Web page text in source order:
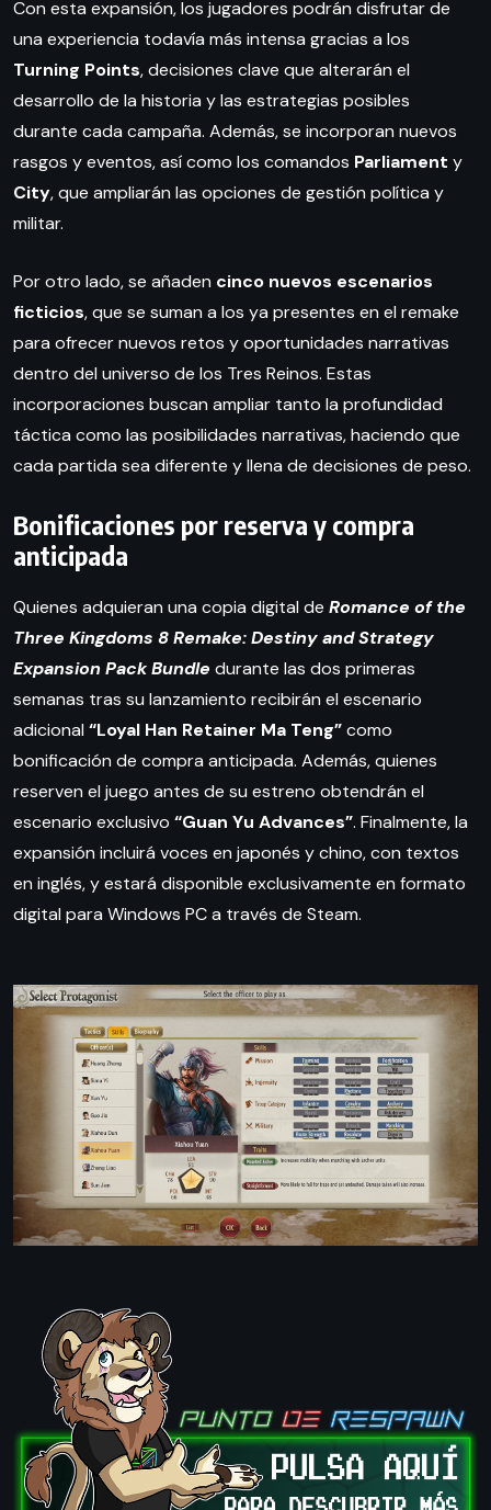
Con esta expansión, los jugadores podrán disfrutar de
una experiencia todavía más intensa gracias a los
Turning Points, decisiones clave que alterarán el
desarrollo de la historia y las estrategias posibles
durante cada campaña. Además, se incorporan nuevos
rasgos y eventos, así como los comandos Parliament y
City, que ampliarán las opciones de gestión política y
militar.
Por otro lado, se añaden cinco nuevos escenarios
ficticios, que se suman a los ya presentes en el remake
para ofrecer nuevos retos y oportunidades narrativas
dentro del universo de los Tres Reinos. Estas
incorporaciones buscan ampliar tanto la profundidad
táctica como las posibilidades narrativas, haciendo que
cada partida sea diferente y llena de decisiones de peso.
Bonificaciones por reserva y compra
anticipada
Quienes adquieran una copia digital de Romance of the
Three Kingdoms 8 Remake: Destiny and Strategy
Expansion Pack Bundle durante las dos primeras
semanas tras su lanzamiento recibirán el escenario
adicional “Loyal Han Retainer Ma Teng”como
bonificación de compra anticipada. Además, quienes
reserven el juego antes de su estreno obtendrán el
escenario exclusivo “Guan Yu Advances”. Finalmente, la
expansión incluirá voces en japonés y chino, con textos
en inglés, y estará disponible exclusivamente en formato
digital para Windows PC a través de Steam.